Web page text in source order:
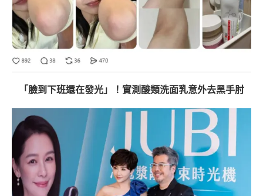
「臉到下班還在發光」！實測酸類洗面乳意外去黑手肘